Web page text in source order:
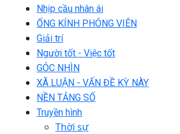
Nhịp cầu nhân ái
ỐNG KÍNH PHÓNG VIÊN
Giải trí
Người tốt - Việc tốt
GÓC NHÌN
XÃ LUẬN - VẤN ĐỀ KỲ NÀY
NỀN TẢNG SỐ
Truyền hình
Thời sự